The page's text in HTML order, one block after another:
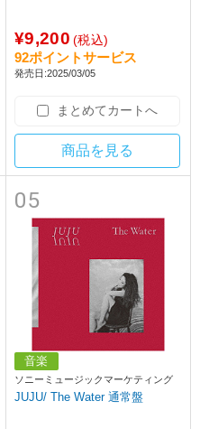
¥9,200 (税込)
92ポイントサービス
発売日:2025/03/05
まとめてカートへ
商品を見る
05
音楽
ソニーミュージックマーケティング
JUJU/ The Water 通常盤